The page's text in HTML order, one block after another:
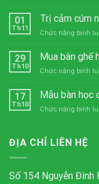
01
Th11
Trị cảm cúm
Chức năng bình
29
Th10
Mua bàn ghế
Chức năng bình
17
Th10
Mẫu bàn học
Chức năng bình
ĐỊA CHỈ LIÊN HỆ
Số 154 Nguyễn Đình